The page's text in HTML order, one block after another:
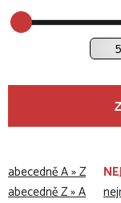
abecedně A » Z
abecedně Z » A